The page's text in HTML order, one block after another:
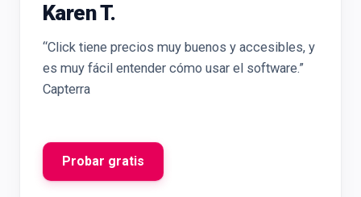
Karen T.
“Click tiene precios muy buenos y accesibles, y
es muy fácil entender cómo usar el software.”
Capterra
Probar gratis